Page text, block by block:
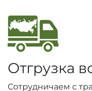
Отгрузка
Сотрудничаем с